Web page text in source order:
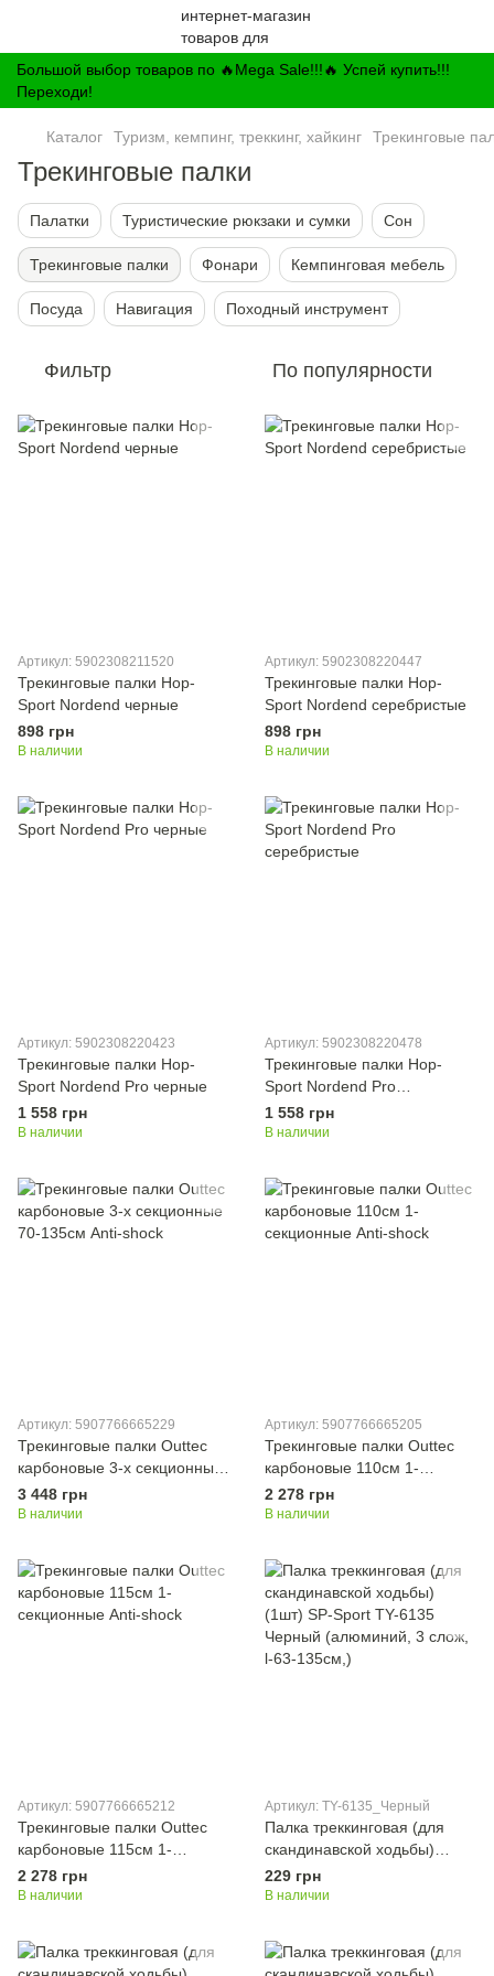
Большой выбор товаров по 🔥Mega Sale!!!🔥 Успей купить!!!
Переходи!
Каталог Туризм, кемпинг, треккинг, хайкинг Трекинговые
Трекинговые палки
Палатки Туристические рюкзаки и сумки Сон
Трекинговые палки Фонари Кемпинговая мебель
Посуда Навигация Походный инструмент
Фильтр По популярности
Артикул: 5902308211520
Трекинговые палки Hop-
Sport Nordend черные
898 грн
В наличии
Артикул: 5902308220447
Трекинговые палки Hop-
Sport Nordend серебристые
898 грн
В наличии
Артикул: 5902308220423
Трекинговые палки Hop-
Sport Nordend Pro черные
1 558 грн
В наличии
Артикул: 5902308220478
Трекинговые палки Hop-
Sport Nordend Pro
серебристые
1 558 грн
В наличии
Артикул: 5907766665229
Трекинговые палки Outtec
карбоновые 3-х секционные
70-135см Anti-shock
3 448 грн
В наличии
Артикул: 5907766665205
Трекинговые палки Outtec
карбоновые 110см 1-
секционные Anti-shock
2 278 грн
В наличии
Артикул: 5907766665212
Трекинговые палки Outtec
карбоновые 115см 1-
секционные Anti-shock
2 278 грн
В наличии
Артикул: TY-6135_Черный
Палка треккинговая (для
скандинавской ходьбы)
(1шт) SP-Sport TY-6135
Черный (алюминий, 3 слож,
229 грн
В наличии